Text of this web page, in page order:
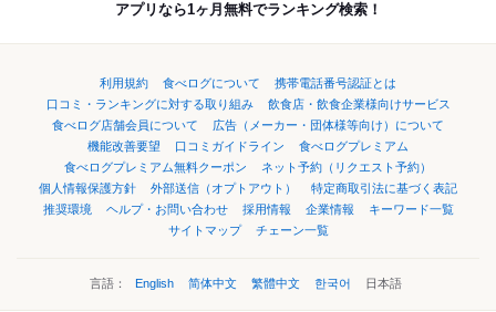
アプリなら1ヶ月無料でランキング検索！
利用規約 食べログについて
携帯電話番号認証とは
口コミ・ランキングに対する取り組み
飲食店・飲食企業様向けサービス
食べログ店舗会員について
広告（メーカー・団体様等向け）について
機能改善要望
口コミガイドライン
食べログプレミアム
食べログプレミアム無料クーポン
ネット予約（リクエスト予約）
個人情報保護方針
外部送信（オプトアウト）
特定商取引法に基づく表記
推奨環境
ヘルプ・お問い合わせ 採用情報 企業情報
キーワード一覧
サイトマップ
チェーン一覧
言語： English 简体中文 繁體中文 한국어 日本語